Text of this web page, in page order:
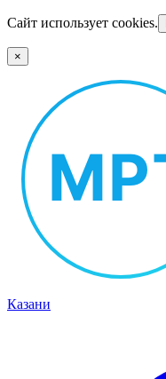
Сайт использует cookies.
×
Казани